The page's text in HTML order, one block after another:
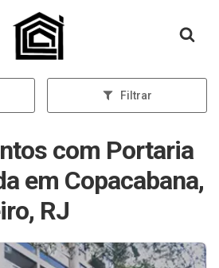
Página inicial
Filtrar
com Portaria
em Copacabana,
RJ